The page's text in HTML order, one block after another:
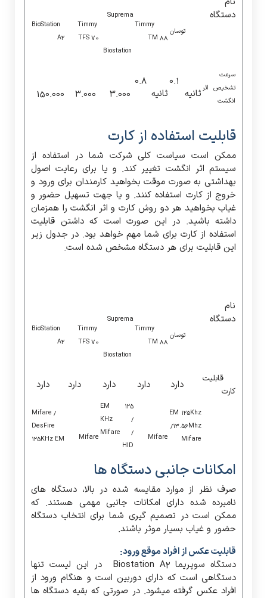
دستگاه
توسان
TM 88
Suprema
Timmy
TFS 70
BioStation
A2
سرعت
تشخیص اثر
انگشت
۰.۱
ثانیه
۰.۸
ثانیه
۱۵۰.۰۰۰
قابلیت استفاده از کارت
ممکن است سیاست کلی شرکت شما در استفاده از
سیستم اثر انگشت تغییر کند. و یا برای رعایت اصول
بهداشتی به صورت موقت بخواهید کارمندان برای ورود و
خروج از کارت استفاده کنند. و یا جهت تسهیل حضور و
غیاب بخواهید هر دو روش کارت و اثر انگشت را همزمان
داشته باشید. در این صورت است که داشتن قابلیت
استفاده از کارت برای شما مهم خواهد بود. در جدول زیر
این قابلیت برای هر دستگاه مشخص شده است.
نام
دستگاه
توسان
TM 88
Suprema
Timmy
TFS 70
BioStation
A2
قابلیت
کارت
دارد دارد دارد دارد دارد
EM 125Khz
/13.56Mhz
Mifare
Mifare
EM 125
KHz /
Mifare /
HID
Mifare
Mifare /
DesFire
125KHz EM
امکانات جانبی دستگاه ها
صرف نظر از موارد مقایسه شده در بالا، دستگاه های
نامبرده شده دارای امکانات جانبی مهمی هستند. که
ممکن است در تصمیم گیری شما برای انتخاب دستگاه
حضور و غیاب بسیار موثر باشند.
قابلیت عکس از افراد موقع ورود:
دستگاه سوپریما Biostation A2 در این لیست تنها
دستگاهی است که دارای دوربین است و هنگام ورود از
افراد عکس گرفته میشود. در صورتی که بقیه دستگاه ها